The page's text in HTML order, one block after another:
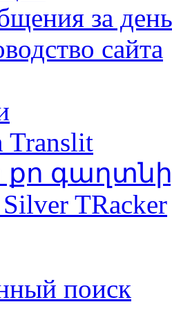
за день
сайта
Translit
քո
TRacker
поиск